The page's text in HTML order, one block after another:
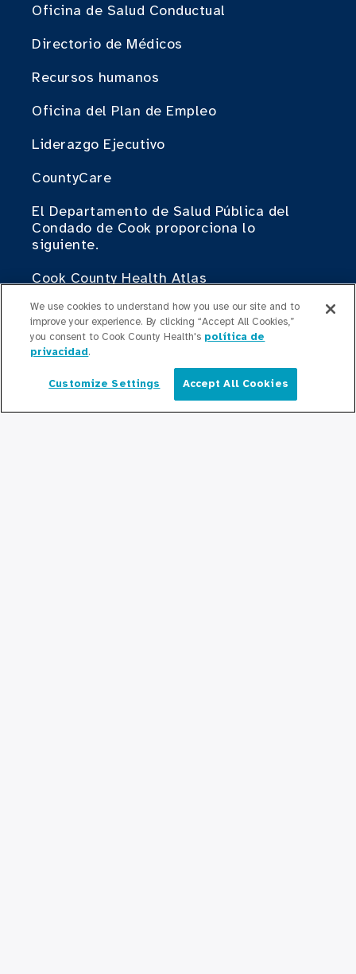
Oficina de Salud Conductual
Directorio de Médicos
Recursos humanos
Oficina del Plan de Empleo
Liderazgo Ejecutivo
CountyCare
El Departamento de Salud Pública del
Condado de Cook proporciona lo
siguiente.
Cook County Health Atlas
El Instituto de Cambio de Cook County
Health
Contribuir
Haciendo Negocios con Cook County
Health
Español
We use cookies to understand how you use our site and to
improve your experience. By clicking “Accept All Cookies,”
you consent to Cook County Health's política de
privacidad.
Customize Settings Accept All Cookies